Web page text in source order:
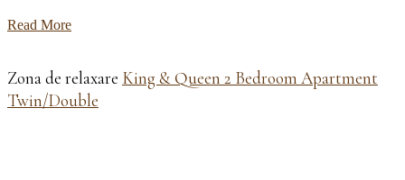
Read More
Zona de relaxare King & Queen 2 Bedroom Apartment
Twin/Double